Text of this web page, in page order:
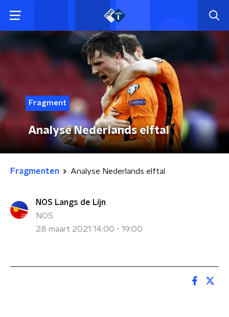
Fragment
Analyse Nederlands elftal
Fragmenten Analyse Nederlands elftal
NOS Langs de Lijn
NOS
28 maart 2021 14:00 - 19:00